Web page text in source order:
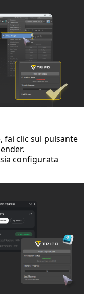
, fai clic sul pulsante
configurata